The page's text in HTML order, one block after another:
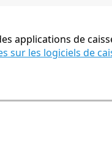
applications de
sur les logiciels de